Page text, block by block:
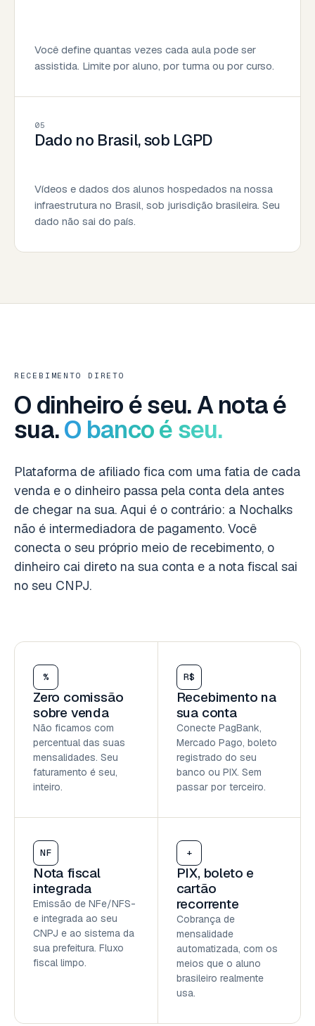
Você define quantas vezes cada aula pode ser
assistida. Limite por aluno, por turma ou por curso.
05
Dado no Brasil, sob LGPD
Vídeos e dados dos alunos hospedados na nossa
infraestrutura no Brasil, sob jurisdição brasileira. Seu
dado não sai do país.
RECEBIMENTO DIRETO
O dinheiro é seu. A nota é
sua.O banco é seu.
Plataforma de afiliado fica com uma fatia de cada
venda e o dinheiro passa pela conta dela antes
de chegar na sua. Aqui é o contrário: a Nochalks
não é intermediadora de pagamento. Você
conecta o seu próprio meio de recebimento, o
dinheiro cai direto na sua conta e a nota fiscal sai
no seu CNPJ.
%
Zero comissão
sobre venda
Não ficamos com
percentual das suas
mensalidades. Seu
faturamento é seu,
inteiro.
R$
Recebimento na
sua conta
Conecte PagBank,
Mercado Pago, boleto
registrado do seu
banco ou PIX. Sem
passar por terceiro.
NF
Nota fiscal
integrada
Emissão de NFe/NFS-
e integrada ao seu
CNPJ e ao sistema da
sua prefeitura. Fluxo
fiscal limpo.
+
PIX, boleto e
cartão
recorrente
Cobrança de
mensalidade
automatizada, com os
meios que o aluno
brasileiro realmente
usa.